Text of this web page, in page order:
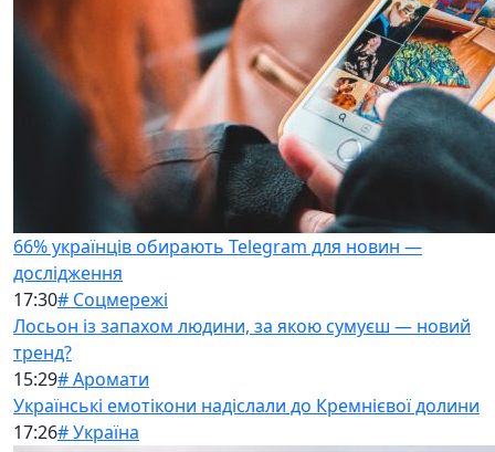
66% українців обирають Telegram для новин —
дослідження
17:30# Соцмережі
Лосьон із запахом людини, за якою сумуєш — новий
тренд?
15:29# Аромати
Українські емотікони надіслали до Кремнієвої долини
17:26# Україна